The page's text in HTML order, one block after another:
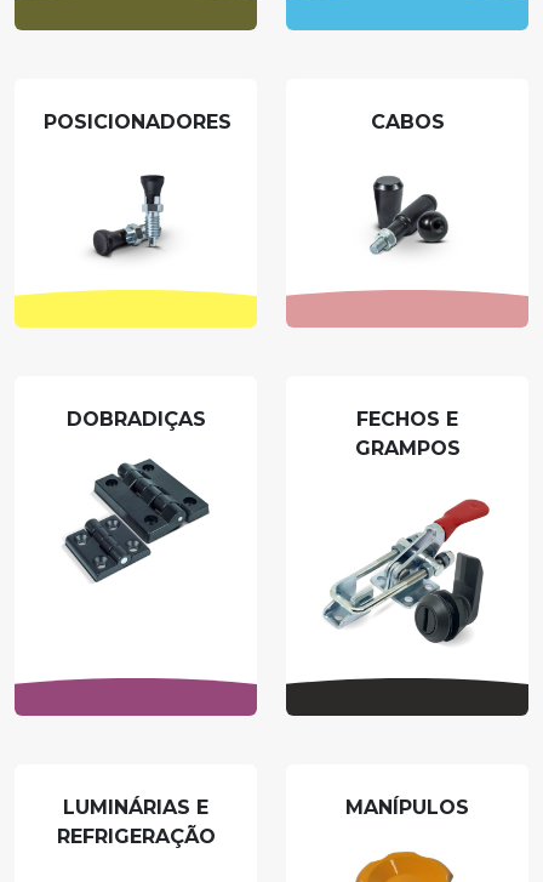
POSICIONADORES CABOS
DOBRADIÇAS
FECHOS E
GRAMPOS
LUMINÁRIAS E
REFRIGERAÇÃO
MANÍPULOS